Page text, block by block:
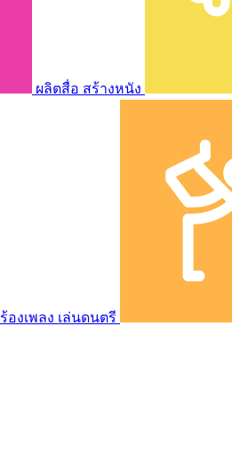
ผลิตสื่อ สร้างหนัง
ร้องเพลง เล่นดนตรี